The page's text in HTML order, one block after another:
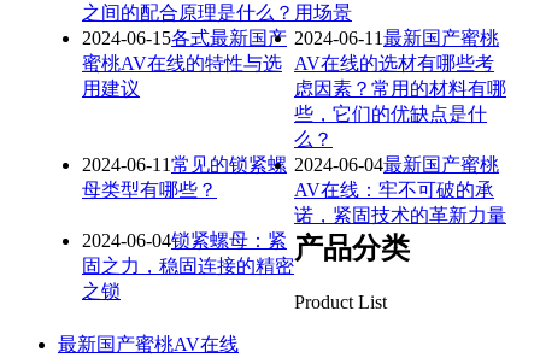
之间的配合原理是什么？ 用场景
2024-06-15各式最新国产
蜜桃AV在线的特性与选
用建议
2024-06-11最新国产蜜桃
AV在线的选材有哪些考
虑因素？常用的材料有哪
些，它们的优缺点是什
么？
2024-06-11常见的锁紧螺
母类型有哪些？
2024-06-04最新国产蜜桃
AV在线：牢不可破的承
诺，紧固技术的革新力量
2024-06-04锁紧螺母：紧
固之力，稳固连接的精密
之锁
产品分类
Product List
最新国产蜜桃AV在线